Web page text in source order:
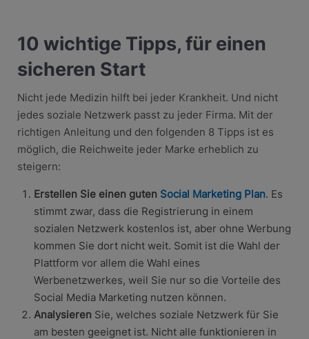
10 wichtige Tipps, für einen
sicheren Start
Nicht jede Medizin hilft bei jeder Krankheit. Und nicht
jedes soziale Netzwerk passt zu jeder Firma. Mit der
richtigen Anleitung und den folgenden 8 Tipps ist es
möglich, die Reichweite jeder Marke erheblich zu
steigern:
Erstellen Sie einen guten Social Marketing Plan. Es
stimmt zwar, dass die Registrierung in einem
sozialen Netzwerk kostenlos ist, aber ohne Werbung
kommen Sie dort nicht weit. Somit ist die Wahl der
Plattform vor allem die Wahl eines
Werbenetzwerkes, weil Sie nur so die Vorteile des
Social Media Marketing nutzen können.
Analysieren Sie, welches soziale Netzwerk für Sie
am besten geeignet ist. Nicht alle funktionieren in